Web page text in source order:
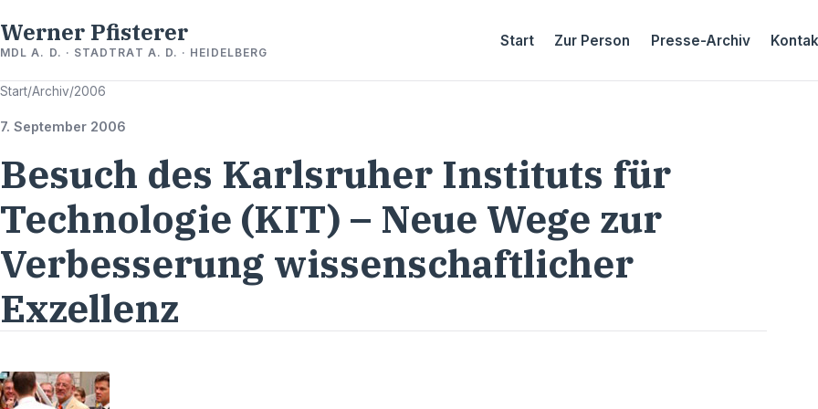
Werner Pfisterer
MDL A. D. · STADTRAT A. D. · HEIDELBERG
Start Zur Person Presse-Archiv
Start/Archiv/2006
7. September 2006
Besuch des Karlsruher Instituts für
Technologie (KIT) – Neue Wege zur
Verbesserung wissenschaftlicher
Exzellenz